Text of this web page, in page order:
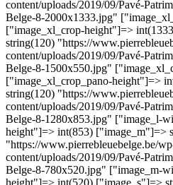
content/uploads/2019/09/Pavé-
Belge-8-2000x1333.jpg"
["image_xl_crop-height"]=>
string(120) "https://
content/uploads/2019/09/Pavé-
Belge-8-1500x550.jpg"
["image_xl_crop_pano-height"]=>
string(120) "https://
content/uploads/2019/09/Pavé-
Belge-8-1280x853.jpg" ["image_l-
height"]=> int(853) ["image_m"]=>
"https://www.pierrebleuebelge.be/
content/uploads/2019/09/Pavé-
Belge-8-780x520.jpg" ["image_m-
height"]=> int(520) ["image_s"]=>